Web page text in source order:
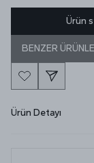
Ürün
BENZER
Ürün Detayı